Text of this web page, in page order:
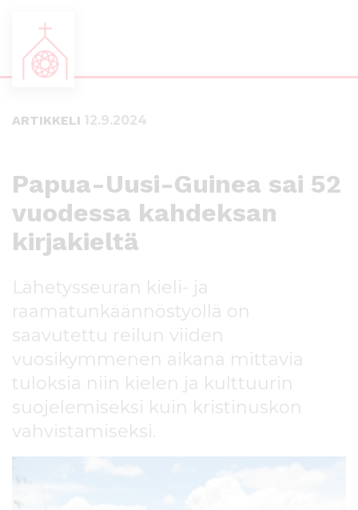
ARTIKKELI 12.9.2024
Papua-Uusi-Guinea sai 52
vuodessa kahdeksan
kirjakieltä
Lähetysseuran kieli- ja
raamatunkäännöstyöllä on
saavutettu reilun viiden
vuosikymmenen aikana mittavia
tuloksia niin kielen ja kulttuurin
suojelemiseksi kuin kristinuskon
vahvistamiseksi.